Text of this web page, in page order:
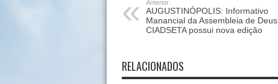
Anterior:
AUGUSTINÓPOLIS: Informativo
Manancial da Assembleia de Deus
CIADSETA possui nova edição
RELACIONADOS